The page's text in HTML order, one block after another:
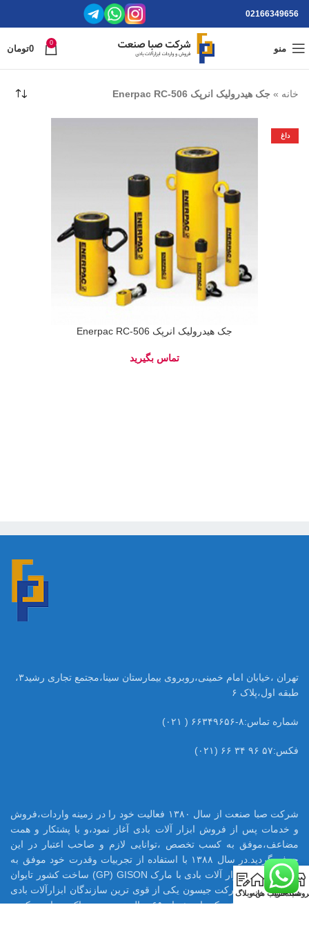
02166349656
منو
0
0تومان
خانه » جک هیدرولیک انرپک Enerpac RC-506
داغ
جک هیدرولیک انرپک Enerpac RC-506
تهران ،خیابان امام خمینی،روبروی بیمارستان سینا،مجتمع تجاری رشید۳،
طبقه اول،پلاک ۶
شماره تماس:۸-۶۶۳۴۹۶۵۶ ( ۰۲۱)
فکس:۵۷ ۹۶ ۳۴ ۶۶ (۰۲۱)
شرکت صبا صنعت از سال ۱۳۸۰ فعالیت خود را در زمینه واردات،فروش
و خدمات پس از فروش ابزار آلات بادی آغاز نمود،و با پشتکار و همت
مضاعف،موفق به کسب تخصص ،توانایی لازم و صاحب اعتبار در این
حرفه گردید.در سال ۱۳۸۸ با استفاده از تجربیات وقدرت خود موفق به
اخذ نمایندگی ابزار آلات بادی با مارک GP) GISON) ساخت کشور تایوان
در ایران شود.شرکت جیسون یکی از قوی ترین سازندگان ابزارآلات بادی
در تایوان می باشد که با بیش از ۶۵ سال تجربه ،هم اکنون تامین کننده
سبد خرید
حساب من
خانهوبلاگ